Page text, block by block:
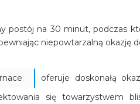
postój na 30 minut, podczas
niepowtarzalną okazję
oferuje doskonałą
się towarzystwem